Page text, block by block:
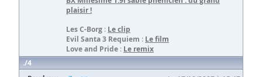
plaisir !
Les C-Borg : Le clip
Evil Santa 3 Requiem : Le film
Love and Pride : Le remix
4